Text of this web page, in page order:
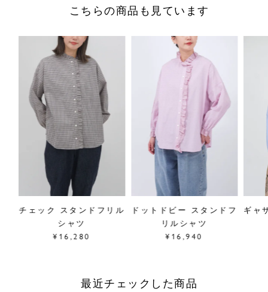
こちらの商品も見ています
チェック スタンドフリル
シャツ
¥16,280
ドットドビー スタンドフ
リルシャツ
¥16,940
ギャ
最近チェックした商品